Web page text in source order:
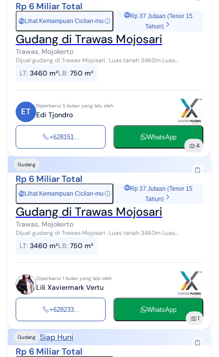
Rp 6 Miliar Total
Rp Lihat Kemampuan Cicilan-mu ⓘ
Rp 37 Jutaan (Tenor 15
Tahun)
Gudang di Trawas Mojosari
Trawas, Mojokerto
Dijual gudang di Trawas Mojosari : Luas tanah 3460m Luas
Shm Harga : Rp 6 Milyar...
LT: 3460 m²LB: 750 m²
ET
Diperbarui 5 bulan yang lalu oleh
Edi Tjondro
+628151... WhatsApp
4
Gudang
Rp 6 Miliar Total
Rp Lihat Kemampuan Cicilan-mu ⓘ
Rp 37 Jutaan (Tenor 15
Tahun)
Gudang di Trawas Mojosari
Trawas, Mojokerto
Dijual gudang di Trawas Mojosari : Luas tanah 3460m Luas
Shm Harga : Rp 6 Milyar...
LT: 3460 m²LB: 750 m²
Diperbarui 1 bulan yang lalu oleh
Lili Xaviermark Vertu
+628233... WhatsApp
1
Gudang Siap Huni
Rp 6 Miliar Total